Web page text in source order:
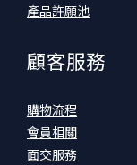
產品許願池
顧客服務
購物流程
會員相關
面交服務